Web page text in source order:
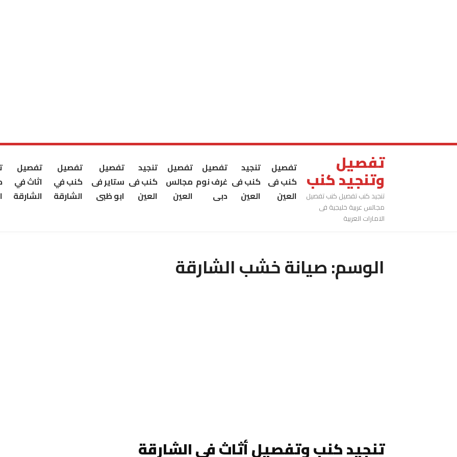
تفصيل
وتنجيد كنب
تنجيد كنب تفصيل كنب تفصيل
مجالس عربية خليجية فى
الامارات العربية
تفصيل
كنب فى
العين
تنجيد
كنب فى
العين
تفصيل
غرف نوم
دبى
تفصيل
مجالس
العين
تنجيد
كنب فى
العين
تفصيل
ستاير فى
ابو ظبى
تفصيل
كنب في
الشارقة
تفصيل
اثاث في
الشارقة
الوسم:صيانة خشب الشارقة
تنجيد كنب وتفصيل أثاث في الشارقة